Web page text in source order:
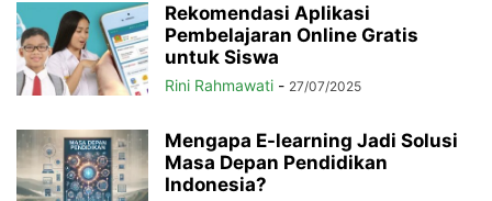
Rekomendasi Aplikasi
Pembelajaran Online Gratis
untuk Siswa
Rini Rahmawati - 27/07/2025
Mengapa E-learning Jadi Solusi
Masa Depan Pendidikan
Indonesia?